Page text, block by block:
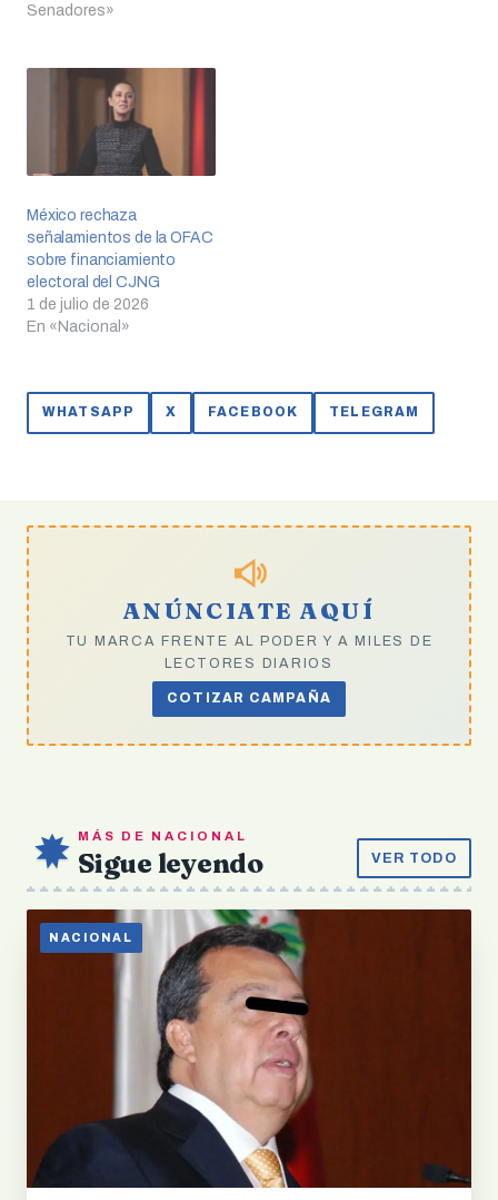
Senadores»
México rechaza
señalamientos de la OFAC
sobre financiamiento
electoral del CJNG
1 de julio de 2026
En «Nacional»
WHATSAPP X FACEBOOK TELEGRAM
ANÚNCIATE AQUÍ
TU MARCA FRENTE AL PODER Y A MILES DE
LECTORES DIARIOS
COTIZAR CAMPAÑA
MÁS DE NACIONAL
Sigue leyendo VER TODO
NACIONAL